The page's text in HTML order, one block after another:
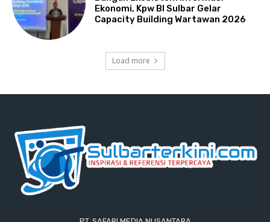
Ekonomi, Kpw BI Sulbar Gelar
Capacity Building Wartawan 2026
Load more